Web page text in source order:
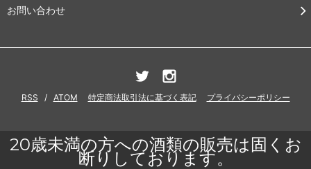
お問い合わせ
RSS / ATOM 特定商法取引法に基づく表記 プライバシーポリシー
20歳未満の方への酒類の販売は固くお
断りしております。